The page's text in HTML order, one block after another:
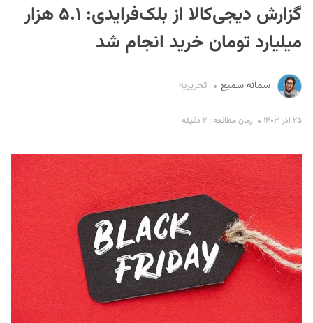
گزارش دیجی‌کالا از بلک‌فرایدی: ۵.۱ هزار
میلیارد تومان خرید انجام شد
سمانه سمیع تحریریه
۲۵ آذر ۱۴۰۳ زمان مطالعه : ۲ دقیقه